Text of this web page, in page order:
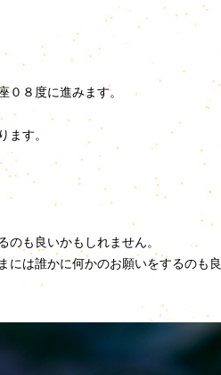
８度に進みます。
す。
のも良いかもしれません。
は誰かに何かのお願いをするのも良